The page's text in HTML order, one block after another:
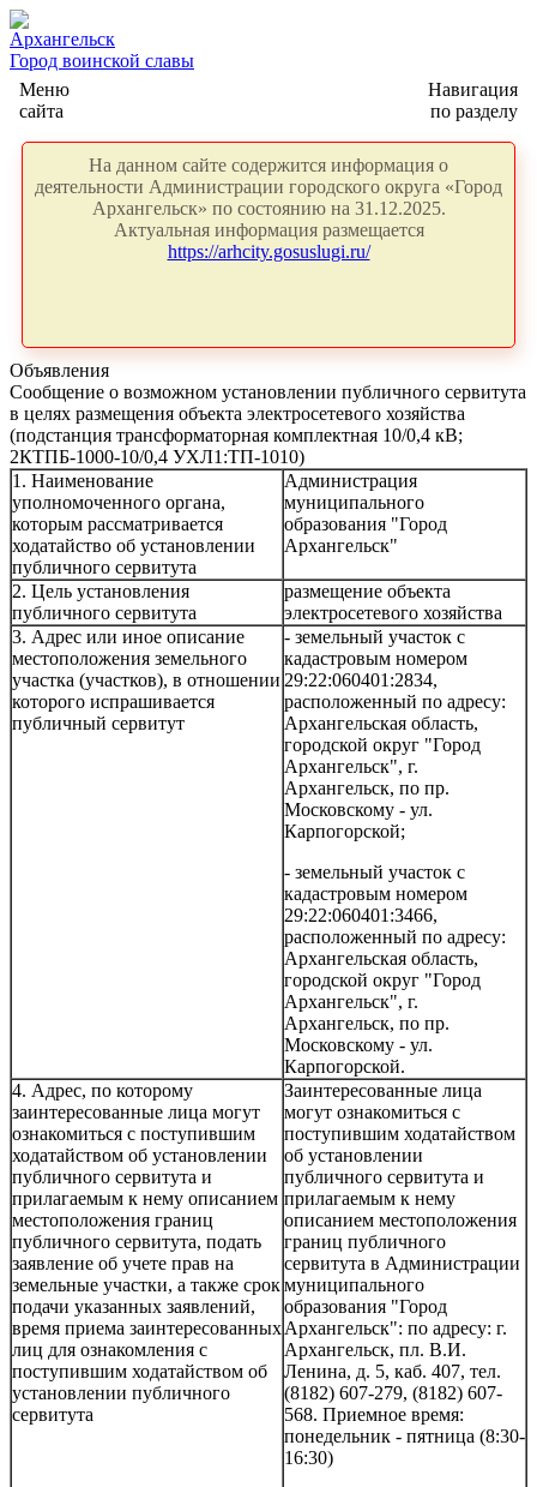
Архангельск
Город воинской славы
Меню
сайта
Навигация
по разделу
На данном сайте содержится информация о
деятельности Администрации городского округа «Город
Архангельск» по состоянию на 31.12.2025.
Актуальная информация размещается
https://arhcity.gosuslugi.ru/
Объявления
Сообщение о возможном установлении публичного сервитута
в целях размещения объекта электросетевого хозяйства
(подстанция трансформаторная комплектная 10/0,4 кВ;
2КТПБ-1000-10/0,4 УХЛ1:ТП-1010)
1. Наименование
уполномоченного органа,
которым рассматривается
ходатайство об установлении
публичного сервитута
Администрация
муниципального
образования "Город
Архангельск"
2. Цель установления
публичного сервитута
размещение объекта
электросетевого хозяйства
3. Адрес или иное описание
местоположения земельного
участка (участков), в отношении
которого испрашивается
публичный сервитут
- земельный участок с
кадастровым номером
29:22:060401:2834,
расположенный по адресу:
Архангельская область,
городской округ "Город
Архангельск", г.
Архангельск, по пр.
Московскому - ул.
Карпогорской;
- земельный участок с
кадастровым номером
29:22:060401:3466,
расположенный по адресу:
Архангельская область,
городской округ "Город
Архангельск", г.
Архангельск, по пр.
Московскому - ул.
Карпогорской.
4. Адрес, по которому
заинтересованные лица могут
ознакомиться с поступившим
ходатайством об установлении
публичного сервитута и
прилагаемым к нему описанием
местоположения границ
публичного сервитута, подать
заявление об учете прав на
земельные участки, а также срок
подачи указанных заявлений,
время приема заинтересованных
лиц для ознакомления с
поступившим ходатайством об
установлении публичного
сервитута
Заинтересованные лица
могут ознакомиться с
поступившим ходатайством
об установлении
публичного сервитута и
прилагаемым к нему
описанием местоположения
границ публичного
сервитута в Администрации
муниципального
образования "Город
Архангельск": по адресу: г.
Архангельск, пл. В.И.
Ленина, д. 5, каб. 407, тел.
(8182) 607-279, (8182) 607-
568. Приемное время:
понедельник - пятница (8:30-
16:30)